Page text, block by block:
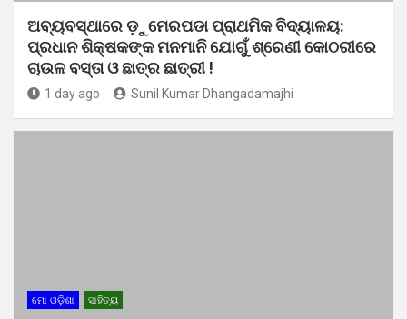
ଅବ୍ୟବସ୍ଥାରେ ଡ଼ୁମେରପଡା ପ୍ରାଥମିକ ବିଦ୍ୟାଳୟ:
ପ୍ରଧାନ ଶିକ୍ଷକଙ୍କ ମନମାନି ଯୋଗୁଁ ଶ୍ରେଣୀ କୋଠରୀରେ
ଚାଉଳ ବସ୍ତା ଓ ଛାତ୍ର ଛାତ୍ରୀ !
1 day ago Sunil Kumar Dhangadamajhi
ମୋ ଓଡ଼ିଶା ସାହିତ୍ୟ